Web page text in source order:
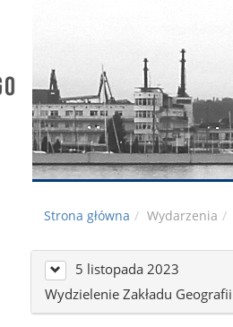
Strona główna Wydarzenia
5 listopada 2023
Wydzielenie Zakładu